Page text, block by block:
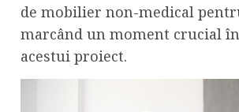
de mobilier non-medical
marcând un moment crucial
acestui proiect.